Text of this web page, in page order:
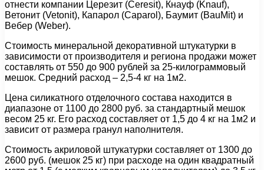
отнести компании Церезит (Ceresit), Кнауф (Knauf),
Ветонит (Vetonit), Капарол (Caparol), Баумит (BauMit) и
Вебер (Weber).
Стоимость минеральной декоративной штукатурки в
зависимости от производителя и региона продажи может
составлять от 550 до 900 рублей за 25-килограммовый
мешок. Средний расход – 2,5-4 кг на 1м2.
Цена силикатного отделочного состава находится в
диапазоне от 1100 до 2800 руб. за стандартный мешок
весом 25 кг. Его расход составляет от 1,5 до 4 кг на 1м2 и
зависит от размера гранул наполнителя.
Стоимость акриловой штукатурки составляет от 1300 до
2600 руб. (мешок 25 кг) при расходе на один квадратный